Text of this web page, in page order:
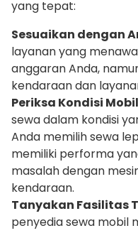
yang tepat:
Sesuaikan dengan
layanan yang
anggaran Anda,
kendaraan dan
Periksa Kondisi Mobil
sewa dalam kondisi
Anda memilih sewa
memiliki performa
masalah dengan
kendaraan.
Tanyakan Fasilitas
penyedia sewa mobil